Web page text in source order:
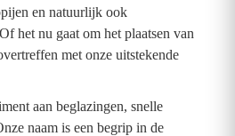
en natuurlijk ook
het nu gaat om het plaatsen van
met onze uitstekende
aan beglazingen, snelle
naam is een begrip in de